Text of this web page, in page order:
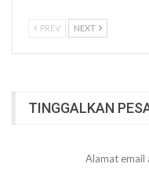
PREV NEXT
TINGGALKAN
Alamat email